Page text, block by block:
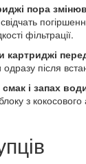
пора
фільтрації.
картриджі
одразу після
і запах
з